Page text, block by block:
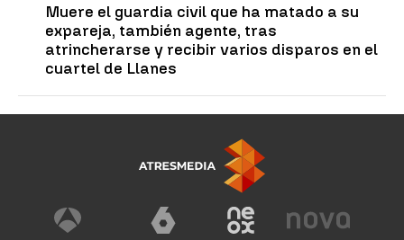
Muere el guardia civil que ha matado a su
expareja, también agente, tras
atrincherarse y recibir varios disparos en el
cuartel de Llanes